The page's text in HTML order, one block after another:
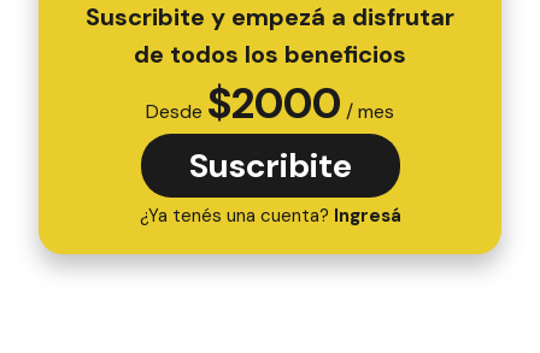
Suscribite y empezá a disfrutar
de todos los beneficios
Desde $2000 / mes
Suscribite
¿Ya tenés una cuenta? Ingresá